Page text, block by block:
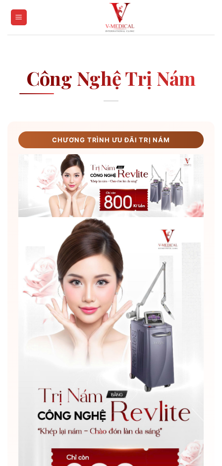
Công Nghệ Trị Nám
CHƯƠNG TRÌNH ƯU ĐÃI TRỊ NÁM